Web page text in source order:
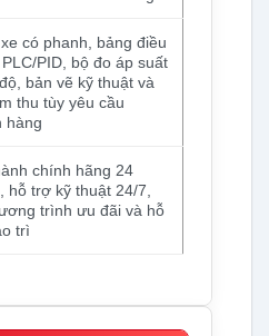
có phanh, bảng điều
PID, bộ đo áp suất
bản vẽ kỹ thuật và
thu tùy yêu cầu
hàng
chính hãng 24
hỗ trợ kỹ thuật 24/7,
trình ưu đãi và hỗ
trì